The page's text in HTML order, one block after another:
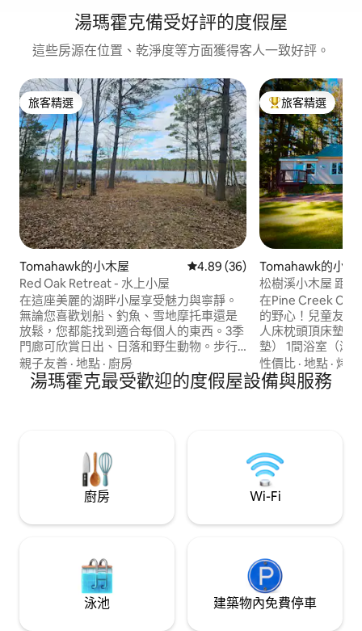
湯瑪霍克備受好評的度假屋
這些房源在位置、乾淨度等方面獲得客人一致好評。
旅客精選
旅客精選
Tomahawk的小木屋 從 36 則評價中獲得 4.89 的平均
4.89 (36)
Red Oak Retreat - 水上小屋
在這座美麗的湖畔小屋享受魅力與寧靜。
無論您喜歡划船、釣魚、雪地摩托車還是
放鬆，您都能找到適合每個人的東西。3季
門廊可欣賞日出、日落和野生動物。步行
即可抵達水域和2艘皮艇。 附近有船舶發射
台，幾分鐘內即可抵達其他水域（諾科米
斯湖、清湖、澤西流域等）。 距離銀桦晚
（Tomahawk）市中心10分鐘路程，距離
米諾夸（Minocqua）和萊茵蘭德
（Rhinelander）30分鐘路程。
親子友善 · 地點 · 廚房
旅客精選榜首
旅客精選
Tomahawk的小木
松樹溪小木屋 距離威斯康辛州托馬霍克 5
英里
在Pine Creek
的野心！兒童友善和寵物 臥室#
人床枕頭頂床墊）
墊） 1間浴室（淋浴間）、寬敞的客廳、辦
公室/餐廳，在一
視和WiFi： -家具齊全！ -附設車庫、火
坑、野餐區。 -距離釣魚200英尺。 - 距離
性價比 ·地點 ·烤
湯瑪霍克最受歡迎的度假屋設備與服務
廚房 Wi-Fi
泳池 建築物內免費停車